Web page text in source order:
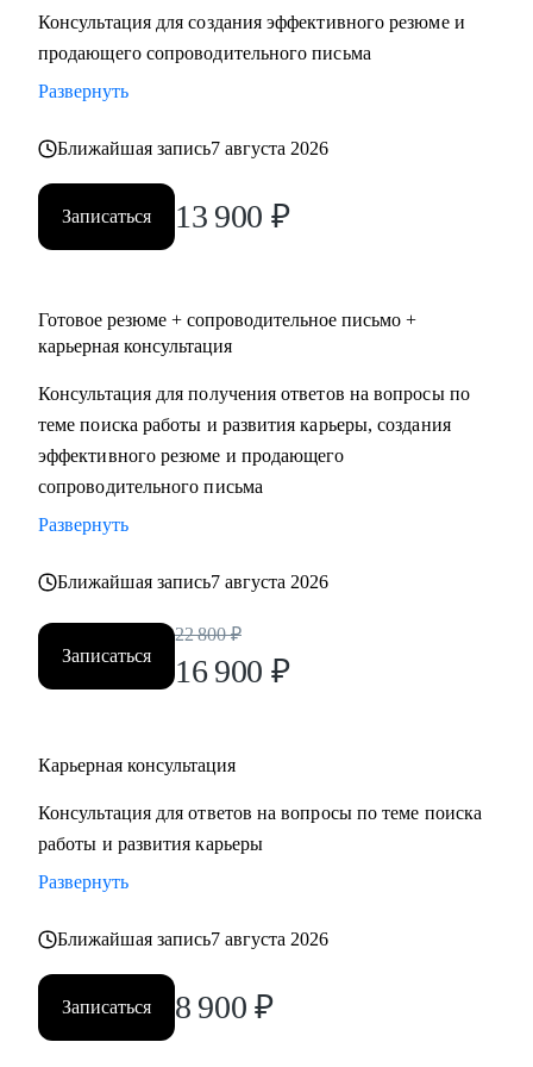
• Два высших образования - Менеджмент и Стратегическое
управление персоналом. Дополнительное образование в
сфере коучинга и карьерного консультирования.
С чем помогу:
• Нет приглашений на интервью - разберем, почему рынок
не видит вашу ценность, и исправим.
• Не знаете, как выгодно представить опыт - соберем
• Перерыв в работе, разнородный бэкграунд (нелинейный
которая закроет вопросы нанимающей стороны.
• Карьерный переход или выход на новый уровень дохода -
выстроим стратегию с конкретными шагами.
• Готовитесь к важному интервью - отработаем ответы и
подсветим сильные стороны.
тренды и ваше позиционирование.
плыть по течению, но не знаете с чего начать ;)
глубокой экспертизы и использования в работе различных
Консультация для создания эффективного резюме и
продающего сопроводительного письма
Развернуть
Ближайшая запись7 августа 2026
Записаться 13 900 ₽
Готовое резюме + сопроводительное письмо +
карьерная консультация
Консультация для получения ответов на вопросы по
теме поиска работы и развития карьеры, создания
эффективного резюме и продающего
сопроводительного письма
Развернуть
Ближайшая запись7 августа 2026
Записаться
22 800 ₽
16 900 ₽
Карьерная консультация
Консультация для ответов на вопросы по теме поиска
работы и развития карьеры
Развернуть
Ближайшая запись7 августа 2026
Записаться 8 900 ₽